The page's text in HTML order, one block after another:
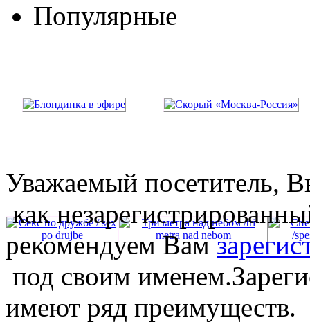
Популярные
Уважаемый посетитель,
как
рекомендуем Вам
под своим
имеют ряд преимуществ.